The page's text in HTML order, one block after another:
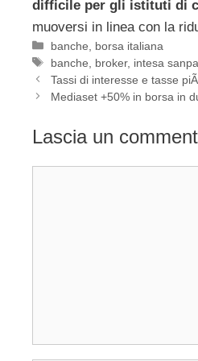
difficile per gli istituti di
muoversi in linea con la
Categorie
banche
borsa italiana
Tag
banche broker, intesa
Tassi di interesse e tasse
Mediaset +50% in borsa in
Lascia un